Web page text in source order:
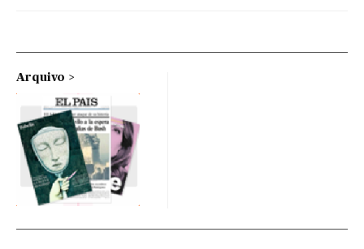
Arquivo